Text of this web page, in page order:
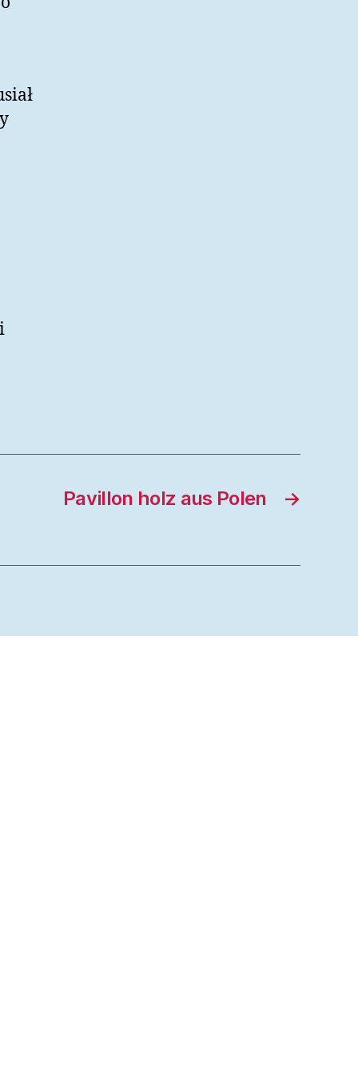
→
Pavillon holz aus Polen